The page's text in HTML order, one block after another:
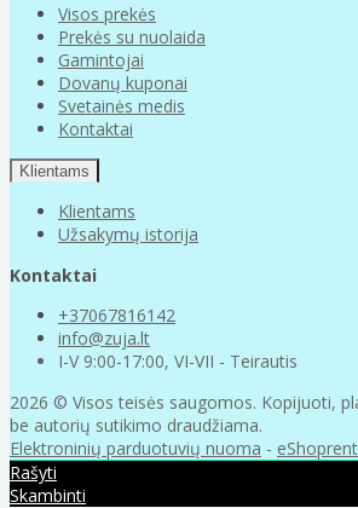
Visos prekės
Prekės su nuolaida
Gamintojai
Dovanų kuponai
Svetainės medis
Kontaktai
Klientams
Klientams
Užsakymų istorija
Kontaktai
+37067816142
info@zuja.lt
I-V 9:00-17:00, VI-VII - Teirautis
2026 © Visos teisės saugomos. Kopijuoti,
be autorių sutikimo draudžiama.
Elektroninių parduotuvių nuoma -
Rašyti
Skambinti